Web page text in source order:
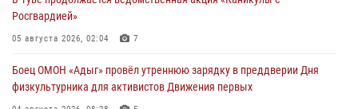
Росгвардией»
05 августа 2026, 02:04 7
Боец ОМОН «Адыг» провёл утреннюю зарядку в преддверии Дня
физкультурника для активистов Движения первых